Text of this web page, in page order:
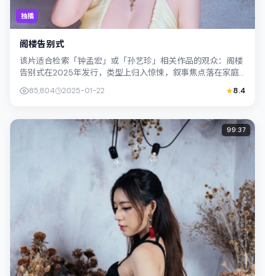
独播
阁楼告别式
该片适合检索「钟孟宏」或「孙艺珍」相关作品的观众：阁楼
告别式在2025年发行，类型上归入惊悚，叙事焦点落在家庭
85,804 2025-01-22 8.4
99:37